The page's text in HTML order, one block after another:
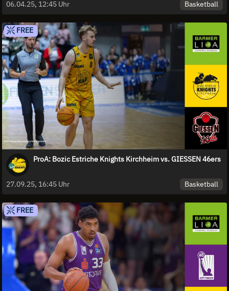
06.04.25, 12:45 Uhr Basketball
FREE
ProA: Bozic Estriche Knights Kirchheim vs. GIESSEN 46ers
27.09.25, 16:45 Uhr Basketball
FREE